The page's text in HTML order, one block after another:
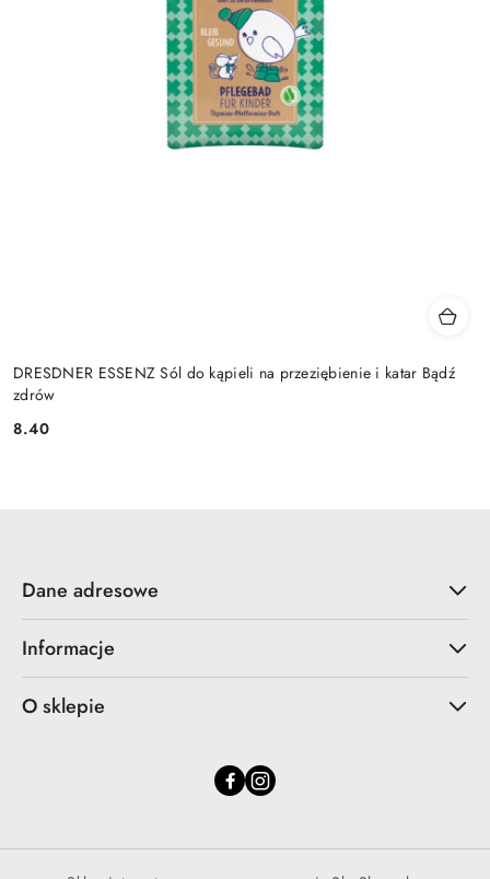
DRESDNER ESSENZ Sól do kąpieli na przeziębienie i katar Bądź
zdrów
Cena:
8.40
Dane adresowe
Informacje
O sklepie